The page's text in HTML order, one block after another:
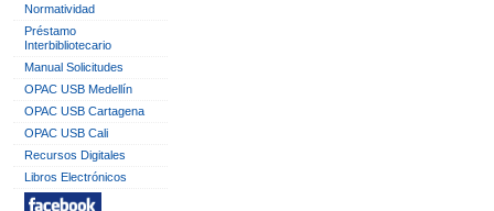
Normatividad
Préstamo
Interbibliotecario
Manual Solicitudes
OPAC USB Medellín
OPAC USB Cartagena
OPAC USB Cali
Recursos Digitales
Libros Electrónicos